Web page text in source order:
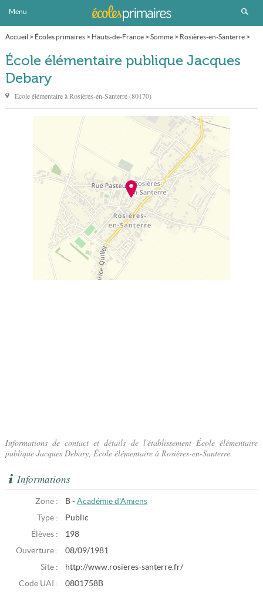
Menu
Accueil > Écoles primaires> Hauts-de-France> Somme> Rosières-en-Santerre>
École élémentaire publique Jacques Debary
École élémentaire publique Jacques
Debary
École élémentaire àRosières-en-Santerre(80170)
Informations de contact et détails de l'établissement École élémentaire
publique Jacques Debary, École élémentaire à Rosières-en-Santerre.
Informations
Zone : B - Académie d'Amiens
Type :
Public
Élèves :
198
Ouverture :
08/09/1981
Site :
http://www.rosieres-santerre.fr/
Code UAI :
0801758B